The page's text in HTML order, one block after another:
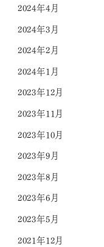
2024年4月
2024年3月
2024年2月
2024年1月
2023年12月
2023年11月
2023年10月
2023年9月
2023年8月
2023年6月
2023年5月
2021年12月